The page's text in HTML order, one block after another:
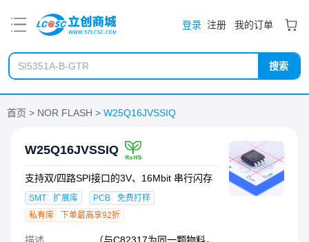
登录 注册 我的订单
搜索
首页 NOR FLASH W25Q16JVSSIQ
W25Q16JVSSIQ
支持双/四路SPI接口的3V、16Mbit 串行闪存
SMT 扩展库 PCB
免费打样
私有库
下单最高享92折